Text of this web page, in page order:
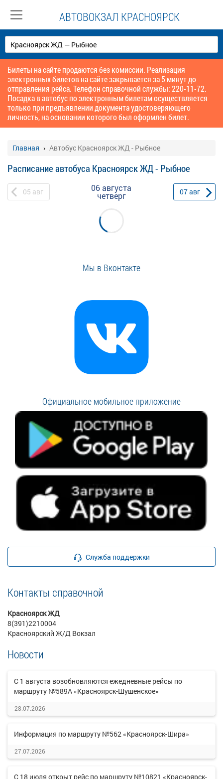
АВТОВОКЗАЛ КРАСНОЯРСК
Билеты на сайте продаются без комиссии. Реализация
электронных билетов на сайте закрывается за 5 минут до
отправления рейса. Телефон справочной службы: 220-11-72.
Посадка в автобус по электронным билетам осуществляется
только при предъявлении документа удостоверяющего
личность, на основании которого был оформлен билет.
Главная Автобус Красноярск ЖД - Рыбное
Расписание автобуса Красноярск ЖД - Рыбное
05 авг 06 августа
четверг 07авг
Мы в Вконтакте
Официальное мобильное приложение
Служба поддержки
Контакты справочной
Красноярск ЖД
8(391)2210004
Красноярский Ж/Д Вокзал
Новости
С 1 августа возобновляются ежедневные рейсы по
маршруту №589А «Красноярск-Шушенское»
28.07.2026
Информация по маршруту №562 «Красноярск-Шира»
27.07.2026
С 18 июля открыт рейс по маршруту №10821 «Красноярск-